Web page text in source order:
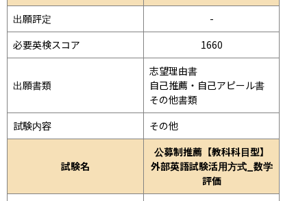
出願評定
-
必要英検スコア
1660
出願書類
志望理由書
自己推薦・自己アピール書
その他書類
試験内容
その他
試験名
公募制推薦【教科科目型】
外部英語試験活用方式_数学
評価